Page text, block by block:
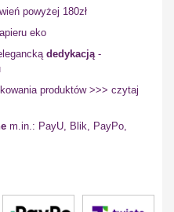
powyżej 180zł
eko
dedykacją-
produktów >>> czytaj
m.in.: PayU, Blik, PayPo,